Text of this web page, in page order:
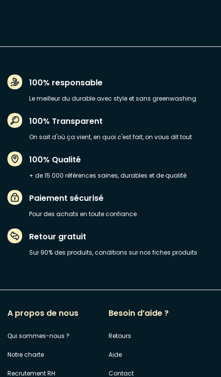
100% responsable
Le meilleur du durable avec style et sans greenwashing
100% Transparent
On sait d'où ça vient, en quoi c'est fait, on vous dit tout
100% Qualité
+ de 15 000 références saines, durables et de qualité
Paiement sécurisé
Pour des achats en toute confiance
Retour gratuit
Sur 90% des produits, conditions sur nos fiches produits
A propos de nous
Qui sommes-nous ?
Notre charte
Recrutement RH
Besoin d’aide ?
Retours
Aide
Contact